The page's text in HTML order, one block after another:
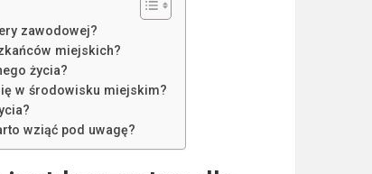
zawodowej?
miejskich?
życia?
w środowisku miejskim?
wziąć pod uwagę?